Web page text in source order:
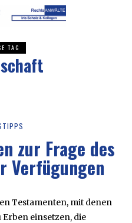
TAG
zur Frage des
Verfügungen
Testamenten, mit denen
einsetzen, die